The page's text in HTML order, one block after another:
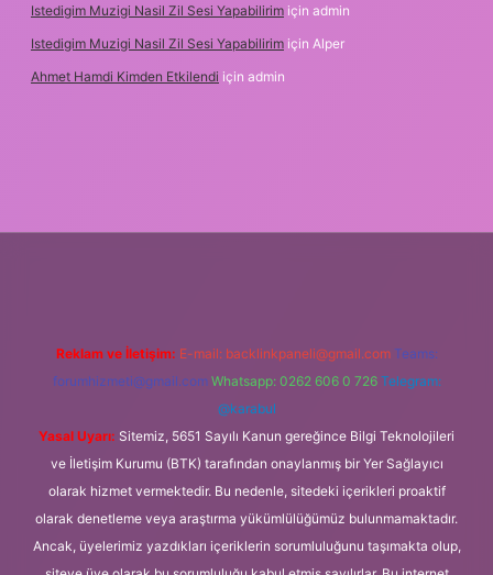
Istedigim Muzigi Nasil Zil Sesi Yapabilirim için admin
Istedigim Muzigi Nasil Zil Sesi Yapabilirim için Alper
Ahmet Hamdi Kimden Etkilendi için admin
Reklam ve İletişim: E-mail: backlinkpaneli@gmail.com Teams:
forumhizmeti@gmail.com Whatsapp: 0262 606 0 726 Telegram:
@karabul
Yasal Uyarı: Sitemiz, 5651 Sayılı Kanun gereğince Bilgi Teknolojileri
ve İletişim Kurumu (BTK) tarafından onaylanmış bir Yer Sağlayıcı
olarak hizmet vermektedir. Bu nedenle, sitedeki içerikleri proaktif
olarak denetleme veya araştırma yükümlülüğümüz bulunmamaktadır.
Ancak, üyelerimiz yazdıkları içeriklerin sorumluluğunu taşımakta olup,